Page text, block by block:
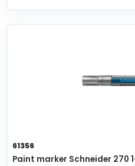
61356
Paint marker Schneider 270